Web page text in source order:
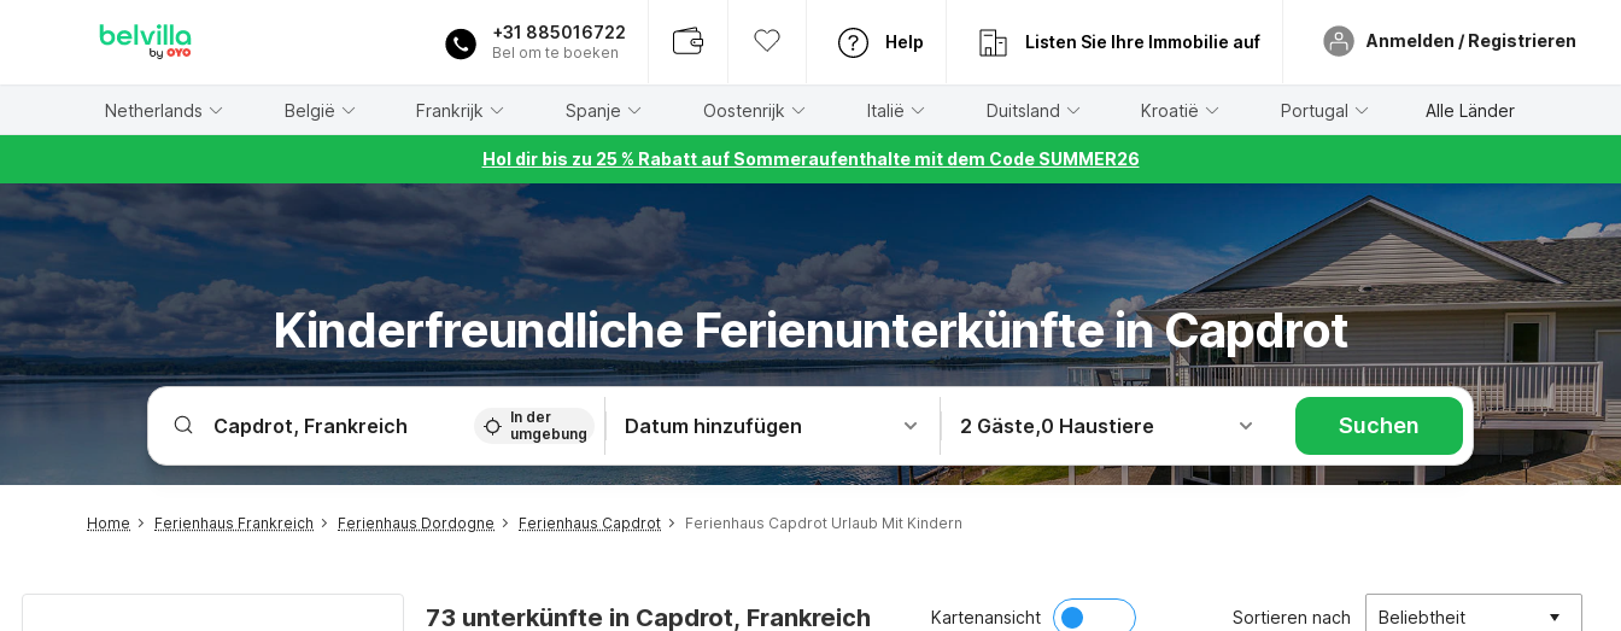
+31 885016722
Bel om te boeken
Help Listen Sie Ihre Immobilie auf Anmelden / Registrieren
Netherlands België Frankrijk Spanje Oostenrijk Italië Duitsland Kroatië Portugal Alle Länder
Hol dir bis zu 25 % Rabatt auf Sommeraufenthalte mit dem Code SUMMER26
Kinderfreundliche Ferienunterkünfte in Capdrot
In der
umgebung
Datum hinzufügen 2 Gäste,0 Haustiere Suchen
Home Ferienhaus Frankreich Ferienhaus Dordogne Ferienhaus Capdrot Ferienhaus Capdrot Urlaub Mit Kindern
73 unterkünfte in Capdrot, Frankreich Kartenansicht Sortieren nach Beliebtheit